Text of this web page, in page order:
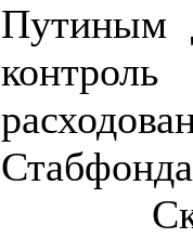
Путиным